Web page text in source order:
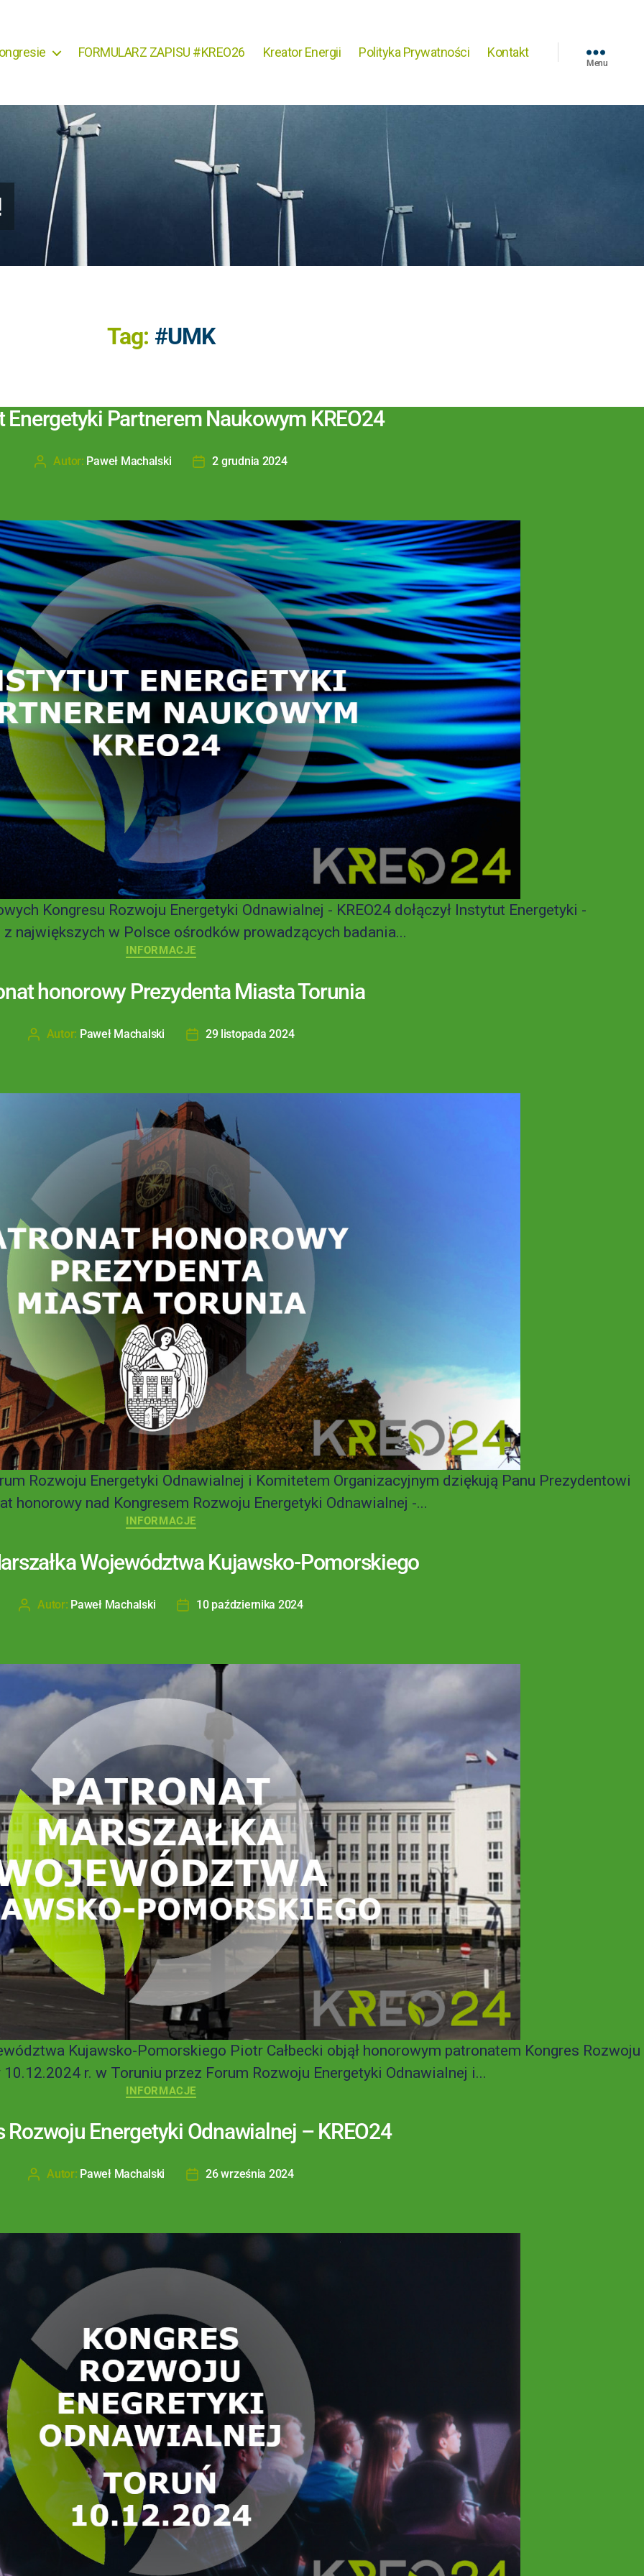
FORMULARZ ZAPISU #KREO26 Kreator Energii Polityka Prywatności Kontakt
Menu
Tag: #UMK
Energetyki Partnerem Naukowym KREO24
Autor: Paweł Machalski 2 grudnia 2024
Kongresu Rozwoju Energetyki Odnawialnej - KREO24 dołączył Instytut Energetyki -
największych w Polsce ośrodków prowadzących badania...
INFORMACJE
honorowy Prezydenta Miasta Torunia
Autor: Paweł Machalski 29 listopada 2024
Rozwoju Energetyki Odnawialnej i Komitetem Organizacyjnym dziękują Panu Prezydentowi
honorowy nad Kongresem Rozwoju Energetyki Odnawialnej -...
INFORMACJE
Województwa Kujawsko-Pomorskiego
Autor: Paweł Machalski 10 października 2024
Kujawsko-Pomorskiego Piotr Całbecki objął honorowym patronatem Kongres Rozwoju
r. w Toruniu przez Forum Rozwoju Energetyki Odnawialnej i...
INFORMACJE
Rozwoju Energetyki Odnawialnej – KREO24
Autor: Paweł Machalski 26 września 2024